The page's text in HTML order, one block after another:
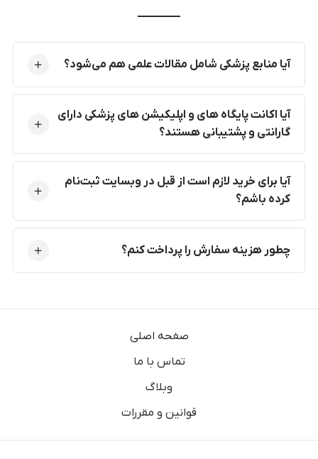
آیا منابع پزشکی شامل مقالات علمی هم می‌شود؟
آیا اکانت پایگاه های و اپلیکیشن های پزشکی دارای
گارانتی و پشتیبانی هستند؟
آیا برای خرید لازم است از قبل در وبسایت ثبت‌نام
کرده باشم؟
چطور هزینه سفارش را پرداخت کنم؟
صفحه اصلی
تماس با ما
وبلاگ
قوانین و مقررات